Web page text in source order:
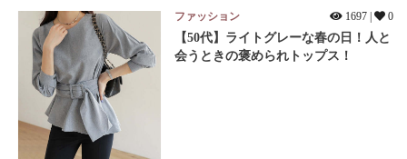
ファッション 1697 | 0
【50代】ライトグレーな春の日！人と
会うときの褒められトップス！